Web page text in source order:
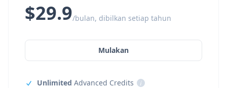
$29.9/bulan, dibilkan setiap tahun
Mulakan
Unlimited Advanced Credits
i